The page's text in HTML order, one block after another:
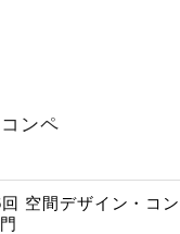
ンペ
空間デザイン・コ